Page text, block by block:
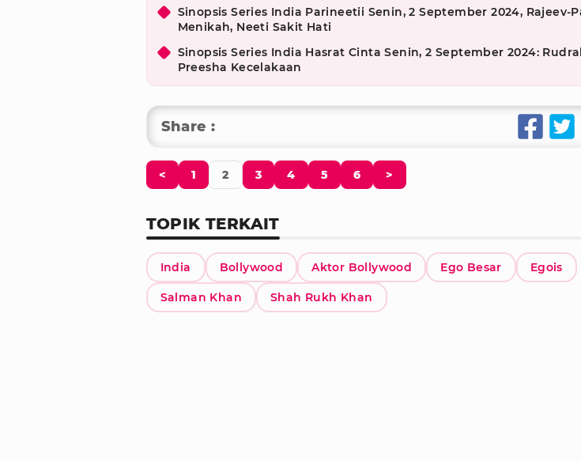
Sinopsis Series India Parineetii Senin, 2 September 2024, Rajeev-
Menikah, Neeti Sakit Hati
Sinopsis Series India Hasrat Cinta Senin, 2 September 2024:
Preesha Kecelakaan
Share :
< 1 2 3 4 5 6 >
TOPIK TERKAIT
India Bollywood Aktor Bollywood Ego Besar Egois
Salman Khan Shah Rukh Khan